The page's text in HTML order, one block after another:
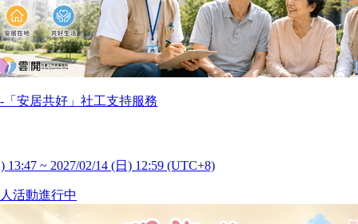
安居共好」社工支持服務
13:47 ~ 2027/02/14 (日) 12:59 (UTC+8)
活動進行中